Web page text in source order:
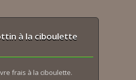
à la ciboulette
frais à la ciboulette.